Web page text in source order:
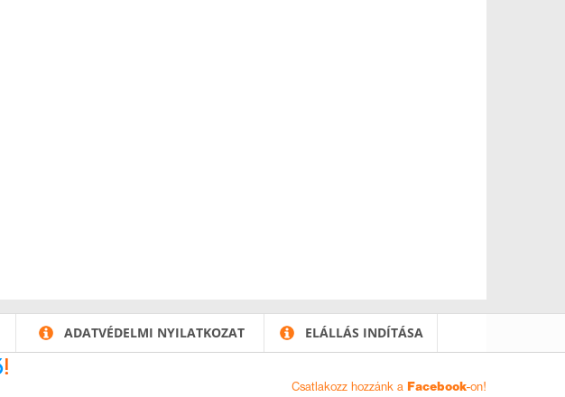
ADATVÉDELMI NYILATKOZAT ELÁLLÁS INDÍTÁSA
Csatlakozz hozzánk a Facebook-on!